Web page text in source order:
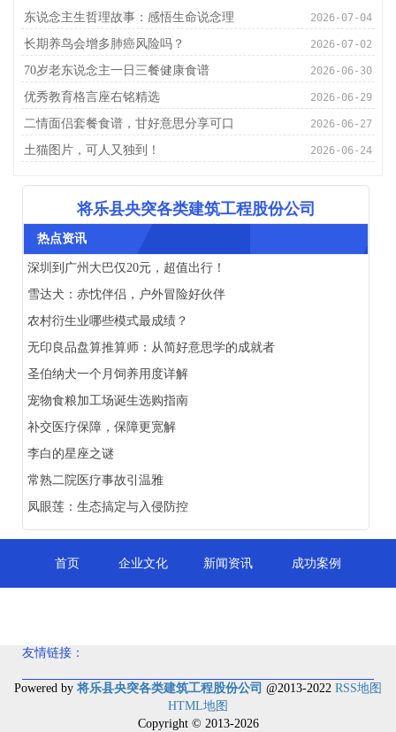
东说念主生哲理故事：感悟生命说念理 2026-07-04
长期养鸟会增多肺癌风险吗？ 2026-07-02
70岁老东说念主一日三餐健康食谱 2026-06-30
优秀教育格言座右铭精选 2026-06-29
二情面侣套餐食谱，甘好意思分享可口 2026-06-27
土猫图片，可人又独到！ 2026-06-24
将乐县央突各类建筑工程股份公司
热点资讯
深圳到广州大巴仅20元，超值出行！
雪达犬：赤忱伴侣，户外冒险好伙伴
农村衍生业哪些模式最成绩？
无印良品盘算推算师：从简好意思学的成就者
圣伯纳犬一个月饲养用度详解
宠物食粮加工场诞生选购指南
补交医疗保障，保障更宽解
李白的星座之谜
常熟二院医疗事故引温雅
凤眼莲：生态搞定与入侵防控
首页 企业文化 新闻资讯 成功案例
友情链接：
Powered by 将乐县央突各类建筑工程股份公司 @2013-2022 RSS地图
HTML地图
Copyright © 2013-2026